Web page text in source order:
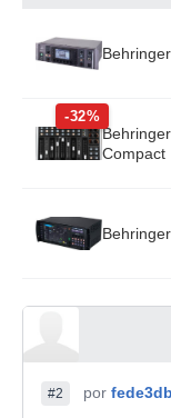
-32%
Compact
#2 por fede3db